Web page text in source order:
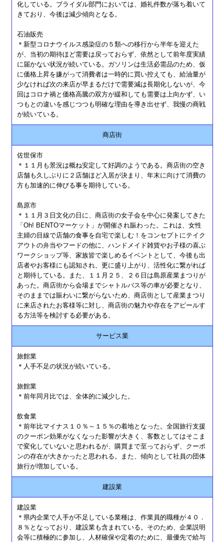
化している。ブライダル部門においては、婚礼件数が落ち着いて
きており、今後は減少傾向となる。
石油販売
＊新型コロナウイルス感染症の５類への移行から半年を迎えた
が、当初の期待ほど需要は戻っておらず、依然として前年度実績
に届かない状況が続いている。ガソリンは生活必需品のため、仮
に価格上昇を嫌がって消費者は一時的に買い控えても、給油量が
少なければ次の来店が早まるだけで需要減は長期化しないが、今
回はコロナ禍と価格高騰の双方が緩和しても需要は上向かず、い
つもとの違いを感じつつも明確な理由を導き出せず、我慢の商戦
が続いている。
商店街
佐世保市
＊１１月も景況は概ね安定して好調のようである。商店街の空き
店舗も久しぶりに２店舗ほど入居が決まり、年末に向けて消費の
方も加速的に伸びる事を期待している。
島原市
＊１１月３日文化の日に、商店街の女子会を中心に発案してきた
「Oh! BENTOマーケット」が開催され賑わった。これは、女性
主婦の目線で店舗の食事を自宅で楽しむ！をコンセプトにテイク
アウトの弁当やフードの他に、ハンドメイド雑貨やお子様の喜ぶ
ワークショップ等、家族皆で楽しめるイベントとして、今後も出
店者やお客様にも認知され、更に盛り上がり、活性化に繋がれば
と期待している。また、１１月２５、２６日は島原産業まつりが
あった。商店街から会場までシャトルバス等の車が必要となり、
そのままでは賑わいに繋がらないため、商店街として産業まつり
に来店されたお客様等に対し、商店街の魅力や存在をアピールす
る方法等を検討する必要がある。
サービス業
旅館業
＊人手不足の状況が続いている。
旅館業
＊前年同月比では、全体的に減少した。
飲食業
＊前年比マイナス１０％～１５％の着地となった。全国旅行支援
のクーポン効果がなくなった影響が大きく、客数としてはそこま
で変化していないと思われるが、購買まで至っておらず、クーポ
ンの存在が大きかったと思われる。また、傾向として社員の団体
旅行が増加している。
建設業
建設業
＊県内企業で人手が不足している業種は、作業員的職種が４０．
８％となっており、建設業も含まれている。そのため、企業説明
会等に積極的に参加し、人材確保や定着のために、最優先で給与